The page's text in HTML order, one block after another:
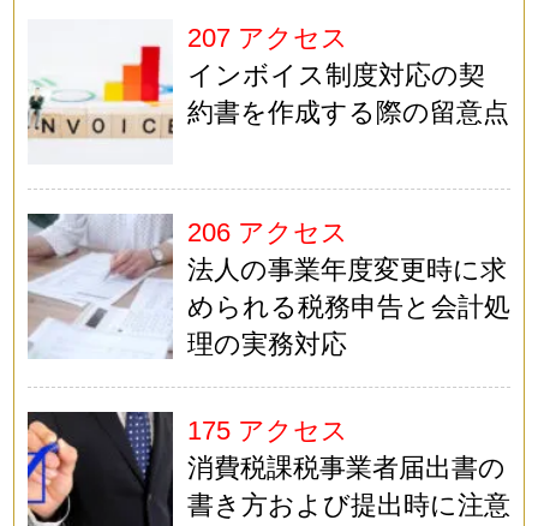
207 アクセス
インボイス制度対応の契
約書を作成する際の留意点
206 アクセス
法人の事業年度変更時に求
められる税務申告と会計処
理の実務対応
175 アクセス
消費税課税事業者届出書の
書き方および提出時に注意